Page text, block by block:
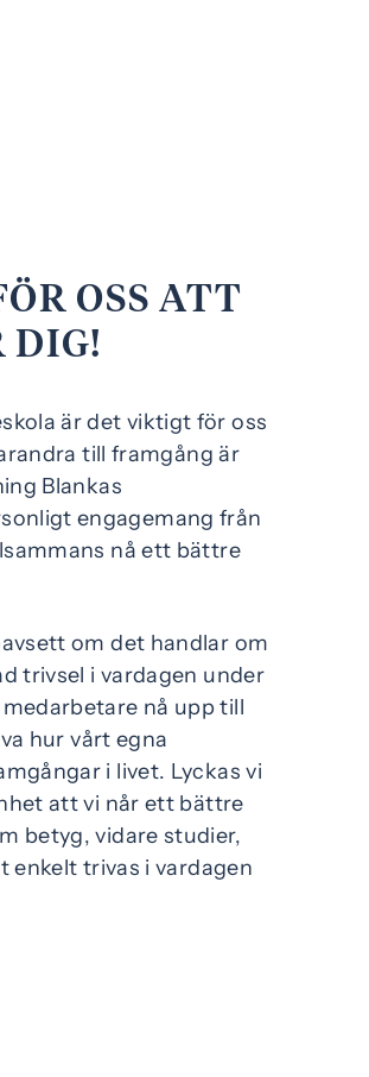
OSS ATT
DIG!
är det viktigt för oss
till framgång är
Blankas
engagemang från
nå ett bättre
om det handlar om
trivsel i vardagen under
nå upp till
hur vårt egna
i livet. Lyckas vi
att vi når ett bättre
betyg, vidare studier,
enkelt trivas i vardagen